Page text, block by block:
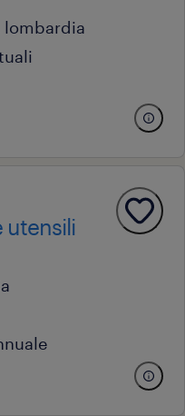
lombardia
utensili